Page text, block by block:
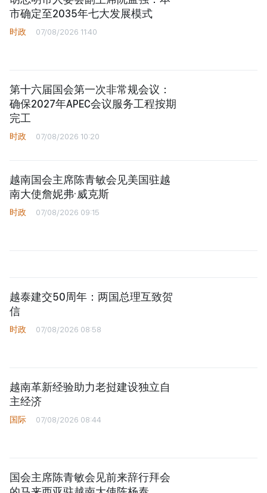
市确定至2035年七大发展模式
时政 07/08/2026 11:40
第十六届国会第一次非常规会议：
确保2027年APEC会议服务工程按期
完工
时政 07/08/2026 10:20
越南国会主席陈青敏会见美国驻越
南大使詹妮弗·威克斯
时政 07/08/2026 09:15
越泰建交50周年：两国总理互致贺
信
时政 07/08/2026 08:58
越南革新经验助力老挝建设独立自
主经济
国际 07/08/2026 08:44
国会主席陈青敏会见前来辞行拜会